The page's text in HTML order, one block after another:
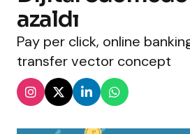
azaldı
Pay per click, online
transfer vector concept